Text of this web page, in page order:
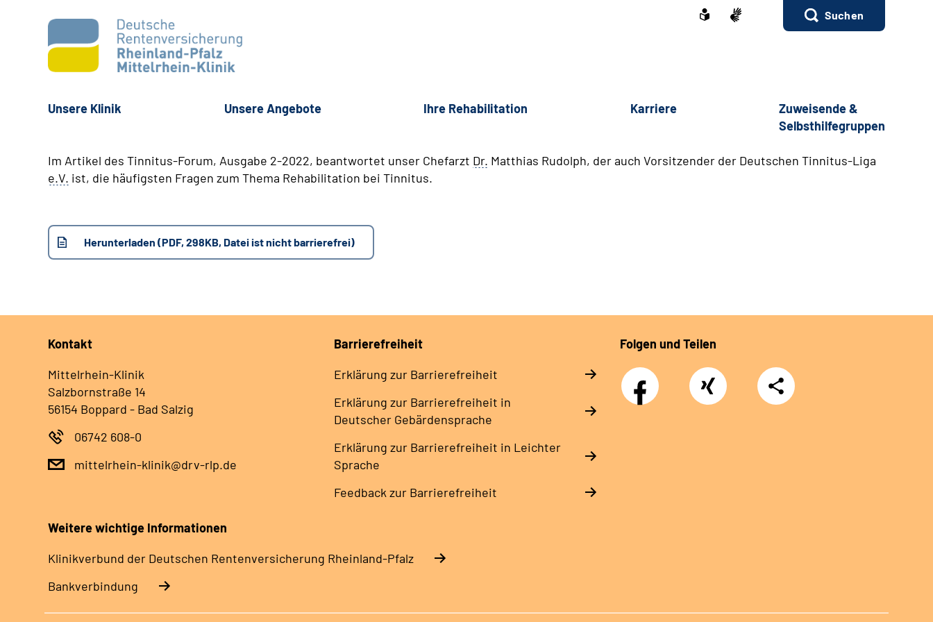
Suchen
Unsere Klinik Unsere Angebote Ihre Rehabilitation Karriere
Zuweisende &
Selbsthilfegruppen
Im Artikel des Tinnitus-Forum, Ausgabe 2-2022, beantwortet unser Chefarzt Dr. Matthias Rudolph, der auch Vorsitzender der Deutschen Tinnitus-Liga
e.V. ist, die häufigsten Fragen zum Thema Rehabilitation bei Tinnitus.
Herunterladen (PDF, 298KB, Datei ist nicht barrierefrei)
Kontakt
Mittelrhein-Klinik
Salzbornstraße 14
56154 Boppard - Bad Salzig
06742 608-0
mittelrhein-klinik@drv-rlp.de
Barrierefreiheit
Erklärung zur Barrierefreiheit
Erklärung zur Barrierefreiheit in
Deutscher Gebärdensprache
Erklärung zur Barrierefreiheit in Leichter
Sprache
Feedback zur Barrierefreiheit
Folgen und Teilen
Facebook Xing
Teilen
Weitere wichtige Informationen
Klinikverbund der Deutschen Rentenversicherung Rheinland-Pfalz
Bankverbindung